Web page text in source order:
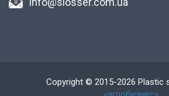
Copyright © 2015-2026 Plastic